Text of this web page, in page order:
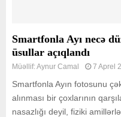
Smartfonla Ayı necə
üsullar açıqlandı
Müəllif:Aynur Camal 7 Aprel
Smartfonla Ayın fotosunu
alınması bir çoxlarının
nasazlığı deyil, fiziki